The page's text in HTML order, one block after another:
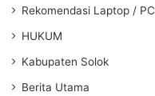
Rekomendasi Laptop / PC
HUKUM
Kabupaten Solok
Berita Utama